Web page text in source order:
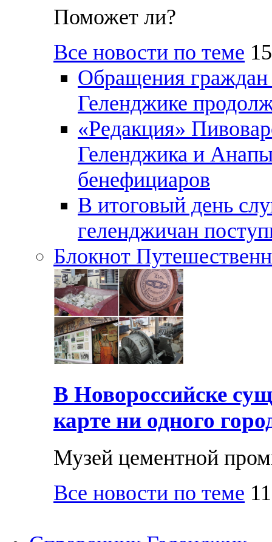
Поможет ли?
Все новости по теме
Обращения граждан
Геленджике
«Редакция»
Геленджика и
бенефициаров
В итоговый день
геленджичан
Блокнот
В Новороссийске
карте ни одного
Музей цементной
Все новости по теме